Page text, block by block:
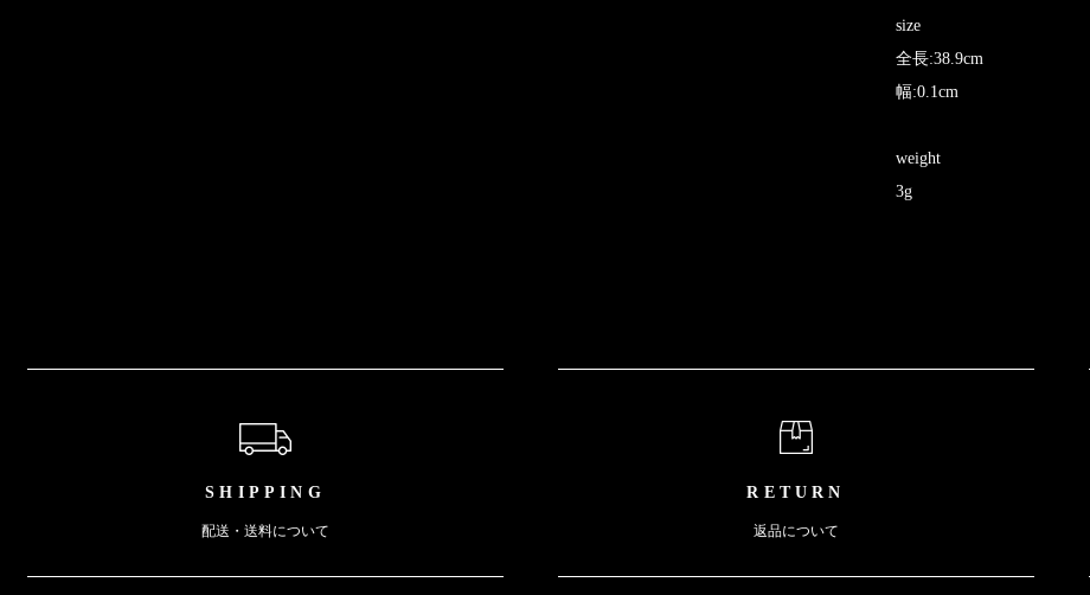
size
全長:38.9cm
幅:0.1cm
weight
3g
SHIPPING
配送・送料について
RETURN
返品について